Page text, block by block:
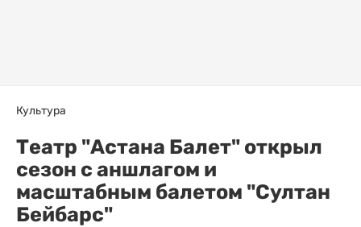
Культура
Театр "Астана Балет" открыл
сезон с аншлагом и
масштабным балетом "Султан
Бейбарс"